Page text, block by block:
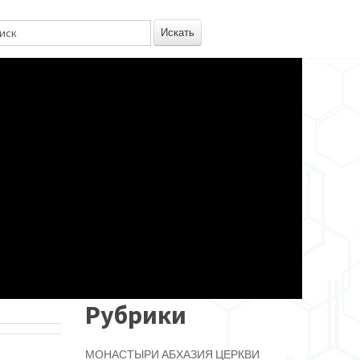
Рубрики
МОНАСТЫРИ АБХАЗИЯ ЦЕРКВИ